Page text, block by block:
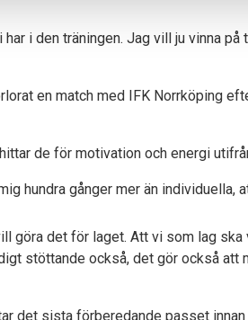
i den träningen. Jag vill ju vinna på
en match med IFK Norrköping
de för motivation och energi
hundra gånger mer än individuella,
göra det för laget. Att vi som lag ska
stöttande också, det gör också att
det sista förberedande passet